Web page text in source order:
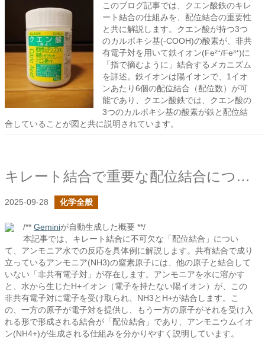
このブログ記事では、クエン酸鉄のキレ
ート結合の仕組みを、配位結合の重要性
と共に解説します。クエン酸が持つ3つ
のカルボキシ基(-COOH)の酸素が、非共
有電子対を用いて鉄イオン(Fe²⁺/Fe³⁺)に
「指で摘むように」結合するメカニズム
を詳述。鉄イオンは陽イオンで、1イオ
ンあたり6個の配位結合（配位数）が可
能であり、クエン酸鉄では、クエン酸の
3つのカルボキシ基の酸素が鉄と配位結
合していることが図と共に説明されています。
キレート結合で重要な配位結合について見る
2025-09-28 化学全般
/** Geminiが自動生成した概要 **/
本記事では、キレート結合に不可欠な「配位結合」につい
て、アンモニア水での反応を具体例に解説します。共有結合で成り
立っているアンモニア(NH3)の窒素原子には、他の原子と結合して
いない「非共有電子対」が存在します。アンモニアを水に溶かす
と、水から生じたH+イオン（電子を持たない陽イオン）が、この
非共有電子対に電子を受け取られ、NH3とH+が結合します。こ
の、一方の原子が電子対を提供し、もう一方の原子がそれを受け入
れる形で形成される結合が「配位結合」であり、アンモニウムイオ
ン(NH4+)が生成される仕組みを分かりやすく説明しています。